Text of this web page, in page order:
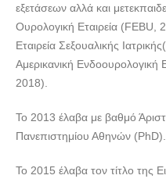
εξετάσεων αλλά και
Ουρολογική Εταιρεία
Εταιρεία Σεξουαλικής
Αμερικανική Ενδοουρολογική
2018).
Το 2013 έλαβα με βαθμό
Πανεπιστημίου Αθηνών (PhD).
Το 2015 έλαβα τον τίτλο της